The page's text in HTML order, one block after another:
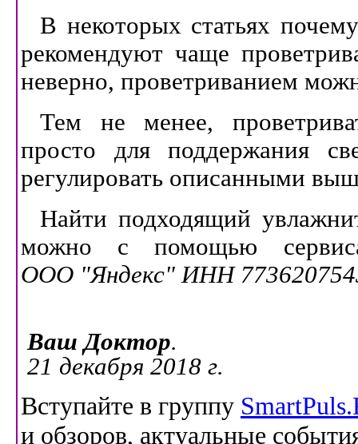
В некоторых статьях
рекомендуют чаще
неверно, проветриванием
Тем не менее,
просто для поддержания
регулировать описанными
Найти подходящий
можно с помощью
ООО "Яндекс" ИНН
Ваш Доктор.
21 декабря 2018 г.
Вступайте в группу
и обзоров, актуальные